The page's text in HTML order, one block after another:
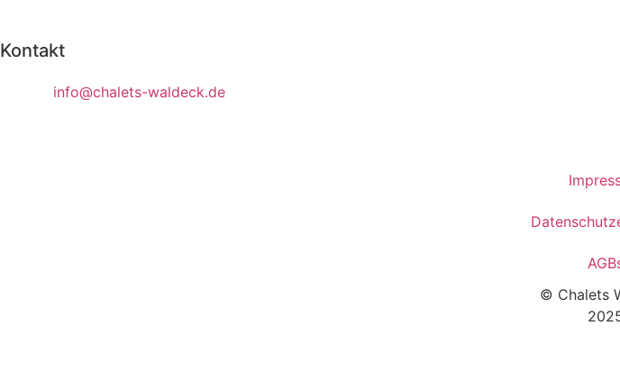
Kontakt
info@chalets-waldeck.de
© Chalets